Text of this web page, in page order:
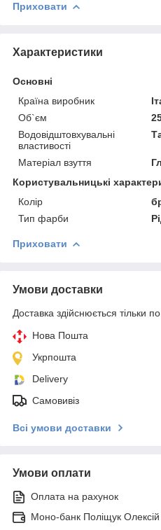
Приховати
Характеристики
Основні
Країна виробник
Об`єм
Водовідштовхувальні
властивості
Матеріал взуття
Користувальницькі
Колір
Тип фарби
Приховати
Умови доставки
Доставка здійснюється тільки
Нова Пошта
Укрпошта
Delivery
Самовивіз
Всі умови доставки
Умови оплати
Оплата на рахунок
Моно-банк Поліщук